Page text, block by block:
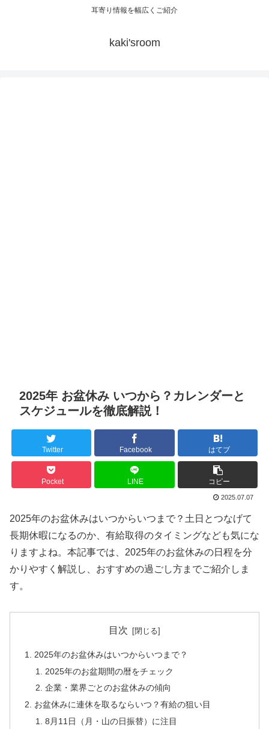
耳寄り情報を幅広くご紹介
kaki'sroom
2025年 お盆休み いつから？カレンダーと
スケジュールを徹底解説！
Twitter Facebook はてブ
Pocket LINE コピー
2025.07.07
2025年のお盆休みはいつからいつまで？土日とつなげて
長期休暇になるのか、有給取得のタイミングなども気にな
りますよね。本記事では、2025年のお盆休みの日程を分
かりやすく解説し、おすすめの過ごし方までご紹介しま
す。
目次
2025年のお盆休みはいつからいつまで？
2025年のお盆期間の暦をチェック
企業・業界ごとのお盆休みの傾向
お盆休みに連休を取るならいつ？有給の狙い目
8月11日（月・山の日振替）に注目